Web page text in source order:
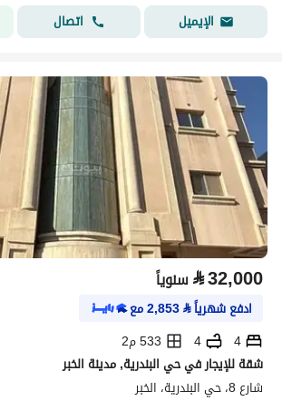
الإيميل
اتصال
⃁32,000 سنوياً
ادفع شهرياً⃁
2,853مع
4
4
533 م2
شقة للإيجار في حي البندرية, مدينة الخبر
شارع 8، حي البندرية، الخبر